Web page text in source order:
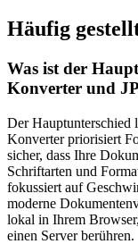
Häufig
Was ist der
Konverter und
Der Hauptunterschied
Konverter priorisiert
sicher, dass Ihre
Schriftarten und
fokussiert auf
moderne
lokal in Ihrem
einen Server berühren.